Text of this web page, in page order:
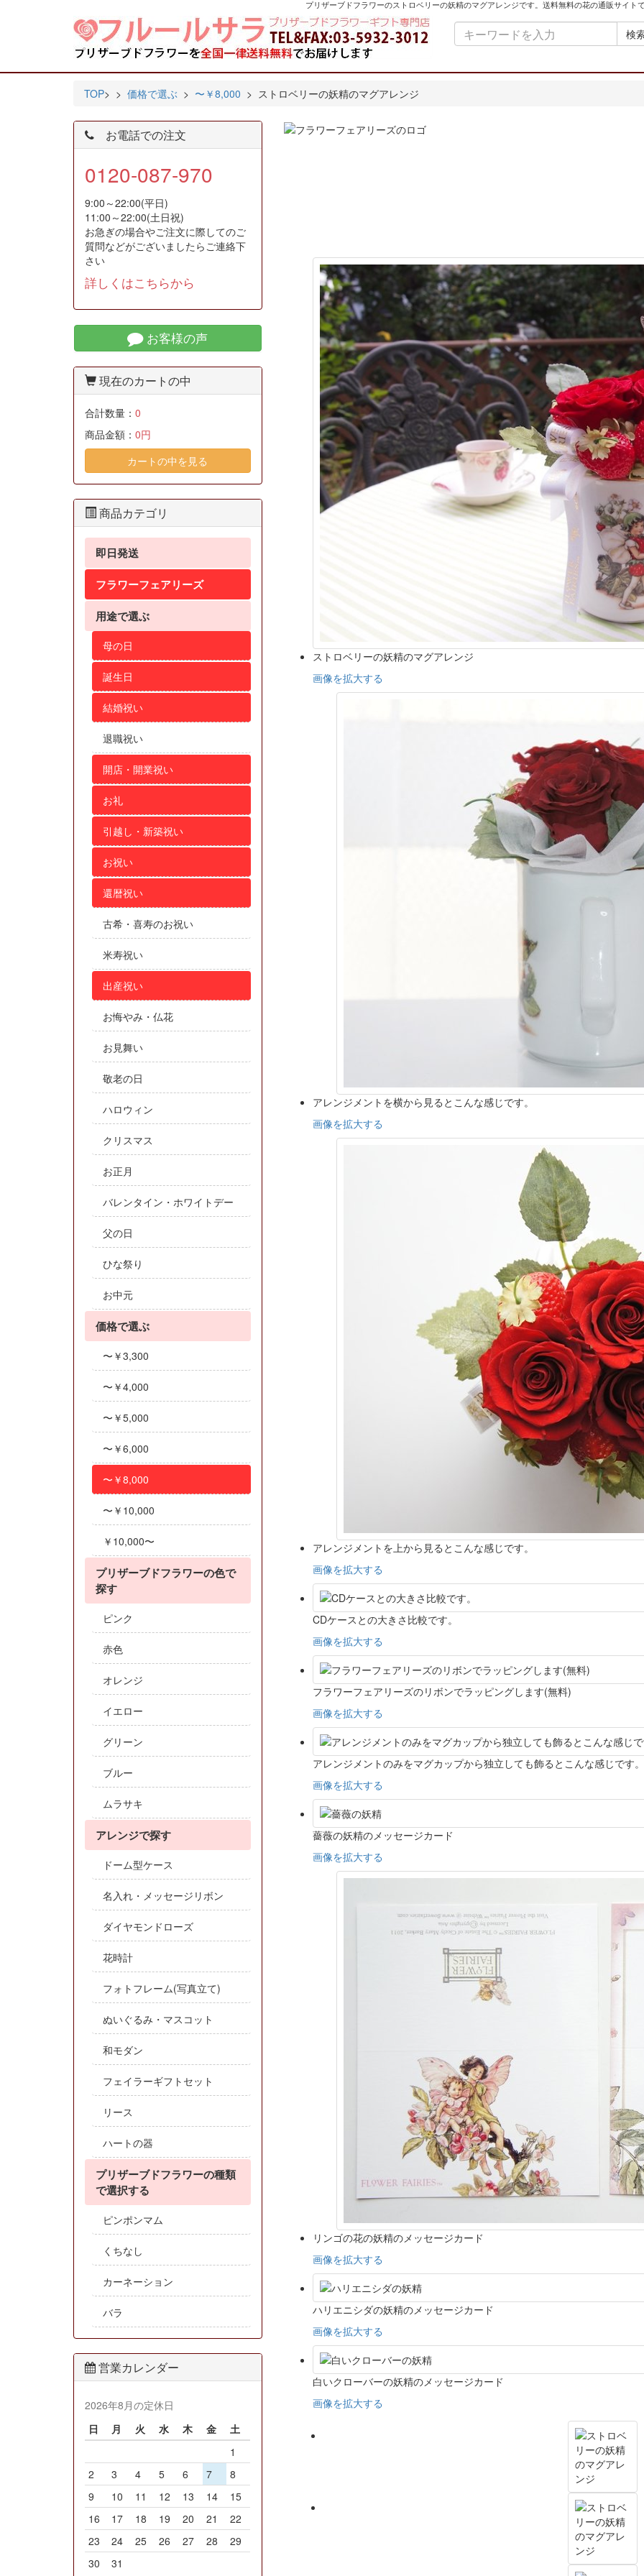
プリザーブドフラワーのストロベリーの妖精のマグアレンジです。送料無料の花の通販サイト
検
TOP> > 価格で選ぶ > 〜￥8,000 > ストロベリーの妖精のマグアレンジ
ストロベリーの妖精のマグアレンジ
画像を拡大する
アレンジメントを横から見るとこんな感じです。
画像を拡大する
アレンジメントを上から見るとこんな感じです。
画像を拡大する
CDケースとの大きさ比較です。
画像を拡大する
フラワーフェアリーズのリボンでラッピングします(無料)
画像を拡大する
アレンジメントのみをマグカップから独立しても飾るとこんな感じです。
画像を拡大する
薔薇の妖精のメッセージカード
画像を拡大する
リンゴの花の妖精のメッセージカード
画像を拡大する
ハリエニシダの妖精のメッセージカード
画像を拡大する
白いクローバーの妖精のメッセージカード
画像を拡大する
お電話での注文
0120-087-970
9:00～22:00(平日)
11:00～22:00(土日祝)
お急ぎの場合やご注文に際してのご
質問などがございましたらご連絡下
さい
詳しくはこちらから
お客様の声
現在のカートの中
合計数量： 0
商品金額： 0円
カートの中を見る
商品カテゴリ
即日発送
フラワーフェアリーズ
用途で選ぶ
母の日
誕生日
結婚祝い
退職祝い
開店・開業祝い
お礼
引越し・新築祝い
お祝い
還暦祝い
古希・喜寿のお祝い
米寿祝い
出産祝い
お悔やみ・仏花
お見舞い
敬老の日
ハロウィン
クリスマス
お正月
バレンタイン・ホワイトデー
父の日
ひな祭り
お中元
価格で選ぶ
〜￥3,300
〜￥4,000
〜￥5,000
〜￥6,000
〜￥8,000
〜￥10,000
￥10,000〜
プリザーブドフラワーの色で
探す
ピンク
赤色
オレンジ
イエロー
グリーン
ブルー
ムラサキ
アレンジで探す
ドーム型ケース
名入れ・メッセージリボン
ダイヤモンドローズ
花時計
フォトフレーム(写真立て)
ぬいぐるみ・マスコット
和モダン
フェイラーギフトセット
リース
ハートの器
プリザーブドフラワーの種類
で選択する
ピンポンマム
くちなし
カーネーション
バラ
営業カレンダー
2026年8月の定休日
日
月 火 水 木 金
土
1
2
3 4 5 6 7
8
9
10 11 12 13 14
15
16
17 18 19 20 21
22
23
24 25 26 27 28
29
30
31